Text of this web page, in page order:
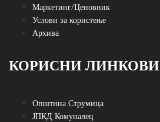
Маркетинг/Ценовник
Услови за користење
Архива
КОРИСНИ ЛИНКОВИ
Општина Струмица
ЈПКД Комуналец